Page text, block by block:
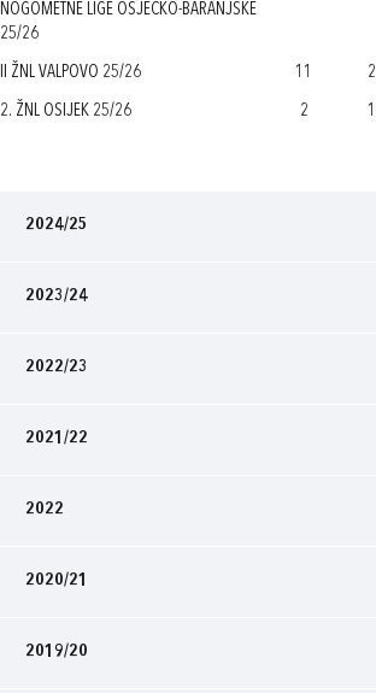
NOGOMETNE LIGE OSJEČKO-BARANJSKE
25/26
II ŽNL VALPOVO 25/26 11 2
2. ŽNL OSIJEK 25/26 2 1
2024/25
2023/24
2022/23
2021/22
2022
2020/21
2019/20